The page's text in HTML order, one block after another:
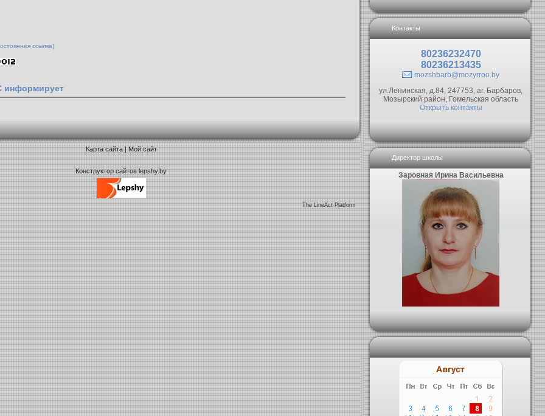
ссылка]
информирует
Карта сайта | Мой сайт
Конструктор сайтов lepshy.by
The LineAct Platform
Контакты
80236232470
80236213435
mozshbarb@mozyrroo.by
ул.Ленинская, д.84, 247753, аг. Барбаров,
Мозырский район, Гомельская область
Открыть контакты
Директор школы
Заровная Ирина Васильевна